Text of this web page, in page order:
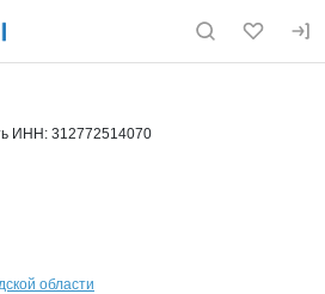
по сайту fishretail.ru
о компании
ИНН: 312772514070
области